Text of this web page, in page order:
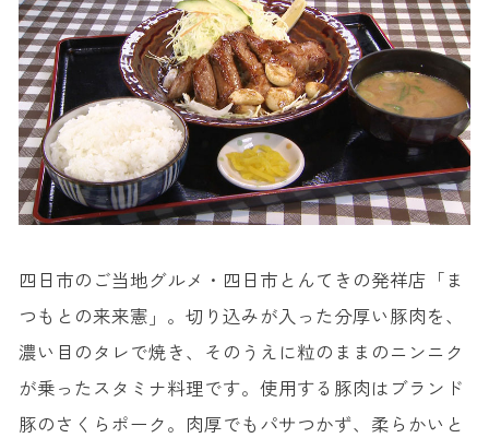
四日市のご当地グルメ・四日市とんてきの発祥店「ま
つもとの来来憲」。切り込みが入った分厚い豚肉を、
濃い目のタレで焼き、そのうえに粒のままのニンニク
が乗ったスタミナ料理です。使用する豚肉はブランド
豚のさくらポーク。肉厚でもパサつかず、柔らかいと